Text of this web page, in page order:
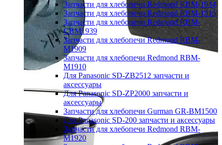
Запчасти для хлебопечи Redmond RBM-1914
Запчасти для хлебопечи Redmond RBM-1915
Запчасти для хлебопечи Redmond RBM-
CBM1939
Запчасти для хлебопечи Redmond RBM-
M1909
Запчасти для хлебопечи Redmond RBM-
M1910
Для Panasonic SD-ZB2512 запчасти и
аксессуары
Для Panasonic SD-ZP2000 запчасти и
аксессуары
Запчасти для хлебопечи Gurman GR-BM1500
Для Panasonic SD-200 запчасти и аксессуары
Запчасти для хлебопечи Redmond RBM-
M1920